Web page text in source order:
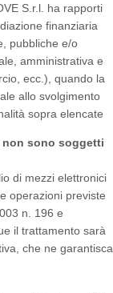
S.r.l. ha rapporti
finanziaria
pubbliche e/o
amministrativa e
ecc.), quando la
allo svolgimento
sopra elencate
non sono soggetti
di mezzi elettronici
operazioni previste
n. 196 e
il trattamento sarà
che ne garantisca